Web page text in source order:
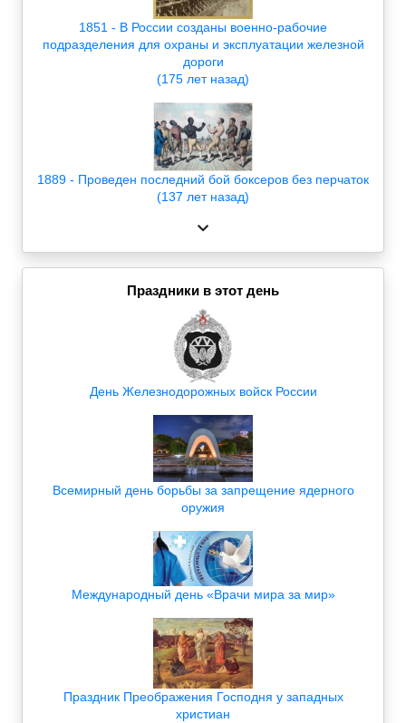
1851 - В России созданы военно-рабочие
подразделения для охраны и эксплуатации железной
дороги
(175 лет назад)
1889 - Проведен последний бой боксеров без перчаток
(137 лет назад)
Праздники в этот день
День Железнодорожных войск России
Всемирный день борьбы за запрещение ядерного
оружия
Международный день «Врачи мира за мир»
Праздник Преображения Господня у западных
христиан